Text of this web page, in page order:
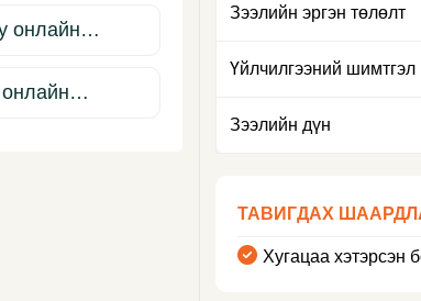
онлайн
Зээлийн эргэн төлөлт
Үйлчилгээний шимтгэл
Зээлийн дүн
ТАВИГДАХ
Хугацаа хэтэрсэн